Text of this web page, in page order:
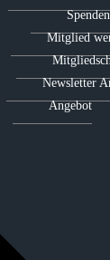
Spenden
Mitglied
Newsletter
Angebot